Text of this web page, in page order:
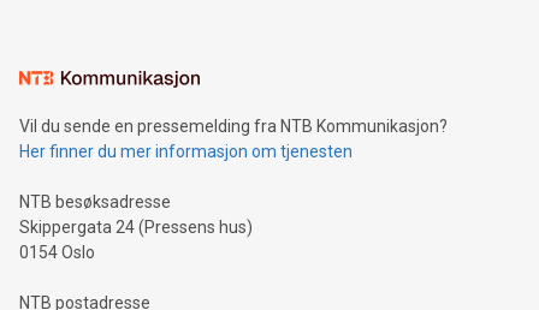
Vil du sende en pressemelding fra NTB Kommunikasjon?
Her finner du mer informasjon om tjenesten
NTB besøksadresse
Skippergata 24 (Pressens hus)
0154 Oslo
NTB postadresse